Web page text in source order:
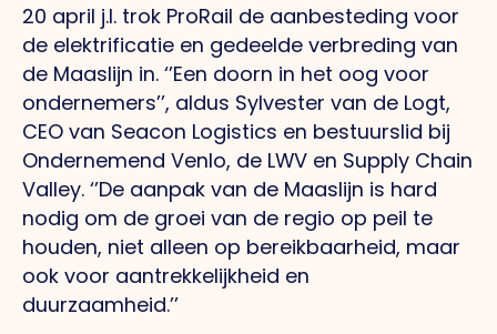
20 april j.l. trok ProRail de aanbesteding voor
de elektrificatie en gedeelde verbreding van
de Maaslijn in. ‘’Een doorn in het oog voor
ondernemers’’, aldus Sylvester van de Logt,
CEO van Seacon Logistics en bestuurslid bij
Ondernemend Venlo, de LWV en Supply Chain
Valley. ‘’De aanpak van de Maaslijn is hard
nodig om de groei van de regio op peil te
houden, niet alleen op bereikbaarheid, maar
ook voor aantrekkelijkheid en
duurzaamheid.’’